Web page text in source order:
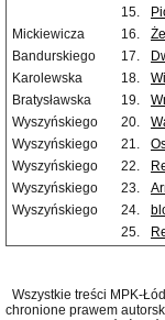
15.
Mickiewicza
16.
Bandurskiego
17.
Karolewska
18.
Bratysławska
19.
Wyszyńskiego
20.
Wyszyńskiego
21.
Wyszyńskiego
22.
Wyszyńskiego
23.
Wyszyńskiego
24.
25.
Wszystkie treści MPK-
chronione prawem